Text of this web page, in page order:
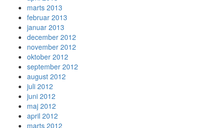
marts 2013
februar 2013
januar 2013
december 2012
november 2012
oktober 2012
september 2012
august 2012
juli 2012
juni 2012
maj 2012
april 2012
marts 2012